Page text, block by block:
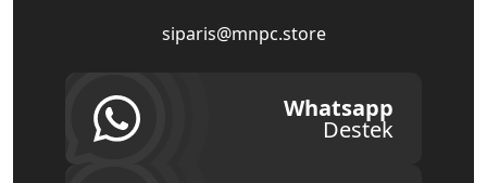
siparis@mnpc.store
Whatsapp
Destek